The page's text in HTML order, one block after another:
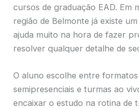
cursos de graduação EAD. Em
região de Belmonte já existe
ajuda muito na hora de fazer
resolver qualquer detalhe de
O aluno escolhe entre
semipresenciais e turmas ao
encaixar o estudo na rotina de